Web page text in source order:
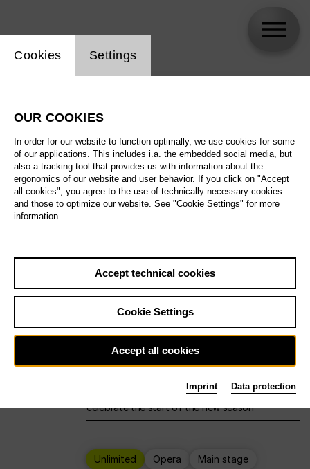
All artistic fields
All locations
All features
Sat29.8.
Ballet Main stage Staatsballett Berlin
12:00 Eröffnungswochenende
Deutsche Oper Berlin opens its doors to
celebrate the start of the new season
Unlimited Opera Main stage
Website cookie setting
Cookies Settings
OUR COOKIES
In order for our website to function optimally, we use cookies for some
of our applications. This includes i.a. the embedded social media, but
also a tracking tool that provides us with information about the
ergonomics of our website and user behavior. If you click on "Accept
all cookies", you agree to the use of technically necessary cookies
and those to optimize our website. See "Cookie Settings" for more
information.
Accept technical cookies
Cookie Settings
Accept all cookies
Imprint Data protection